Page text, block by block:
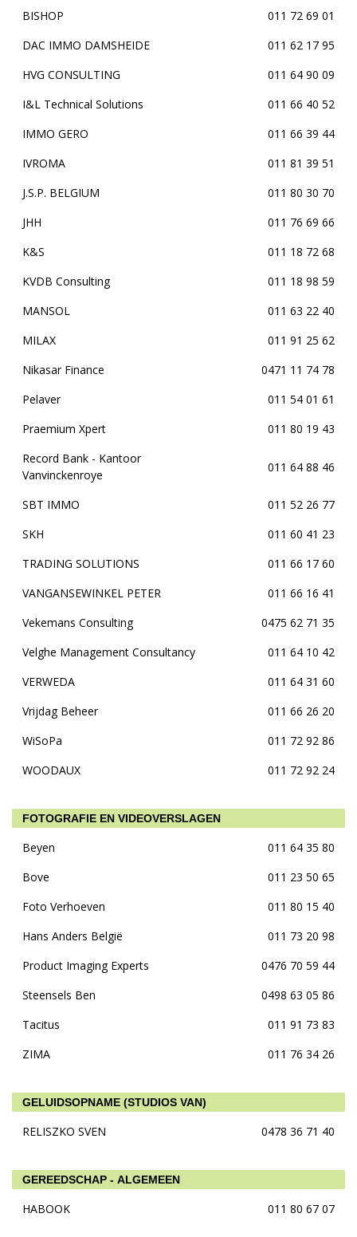
BISHOP
011 72 69 01
DAC IMMO DAMSHEIDE
011 62 17 95
HVG CONSULTING
011 64 90 09
I&L Technical Solutions
011 66 40 52
IMMO GERO
011 66 39 44
IVROMA
011 81 39 51
J.S.P. BELGIUM
011 80 30 70
JHH
011 76 69 66
K&S
011 18 72 68
KVDB Consulting
011 18 98 59
MANSOL
011 63 22 40
MILAX
011 91 25 62
Nikasar Finance
0471 11 74 78
Pelaver
011 54 01 61
Praemium Xpert
011 80 19 43
Record Bank - Kantoor
Vanvinckenroye
011 64 88 46
SBT IMMO
011 52 26 77
SKH
011 60 41 23
TRADING SOLUTIONS
011 66 17 60
VANGANSEWINKEL PETER
011 66 16 41
Vekemans Consulting
0475 62 71 35
Velghe Management Consultancy
011 64 10 42
VERWEDA
011 64 31 60
Vrijdag Beheer
011 66 26 20
WiSoPa
011 72 92 86
WOODAUX
011 72 92 24
FOTOGRAFIE EN VIDEOVERSLAGEN
Beyen
011 64 35 80
Bove
011 23 50 65
Foto Verhoeven
011 80 15 40
Hans Anders België
011 73 20 98
Product Imaging Experts
0476 70 59 44
Steensels Ben
0498 63 05 86
Tacitus
011 91 73 83
ZIMA
011 76 34 26
GELUIDSOPNAME (STUDIOS VAN)
RELISZKO SVEN 0478 36 71 40
GEREEDSCHAP - ALGEMEEN
HABOOK 011 80 67 07